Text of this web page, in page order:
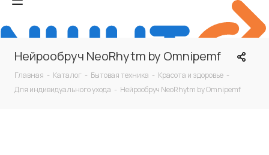
Нейрообруч NeoRhytm by Omnipemf
Главная - Каталог - Бытовая техника - Красота и здоровье -
Для индивидуального ухода - Нейрообруч NeoRhytm by Omnipemf